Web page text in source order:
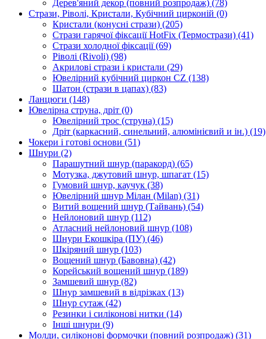
Дерев'яний декор (повний розпродаж) (78)
Стрази, Ріволі, Кристали, Кубічний цирконій (0)
Кристали (конусні стрази) (205)
Стрази гарячої фіксації HotFix (Термострази) (41)
Стрази холодної фіксації(69)
Ріволі (Rivoli) (98)
Акрилові стрази і кристали (29)
Ювелірний кубічний циркон CZ (138)
Шатон (стрази в цапах) (83)
Ланцюги (148)
Ювелірна струна, дріт (0)
Ювелірний трос (струна) (15)
Дріт (каркасний, синельний, алюмінієвий и ін.) (19)
Чокери і готові основи (51)
Шнури (2)
Парашутний шнур (паракорд) (65)
Мотузка, джутовий шнур, шпагат (15)
Гумовий шнур, каучук (38)
Ювелірний шнур Мілан (Milan) (31)
Витий вощений шнур (Тайвань) (54)
Нейлоновий шнур (112)
Атласний нейлоновий шнур (108)
Шнури Екошкіра (ПУ) (46)
Шкіряний шнур (103)
Вощений шнур (Бавовна) (42)
Корейський вощений шнур (189)
Замшевий шнур (82)
Шнур замшевий в відрізках (13)
Шнур сутаж (42)
Резинки і силіконові нитки (14)
Інші шнури (9)
Молди, силіконові формочки (повний розпродаж) (31)